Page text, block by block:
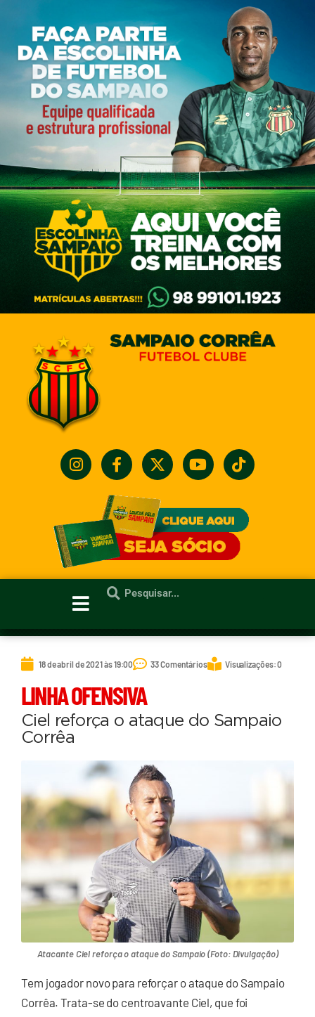
18 de abril de 2021 às 19:00 33 Comentários Visualizações: 0
LINHA OFENSIVA
Ciel reforça o ataque do Sampaio
Corrêa
Atacante Ciel reforça o ataque do Sampaio (Foto: Divulgação)
Tem jogador novo para reforçar o ataque do Sampaio
Corrêa. Trata-se do centroavante Ciel, que foi